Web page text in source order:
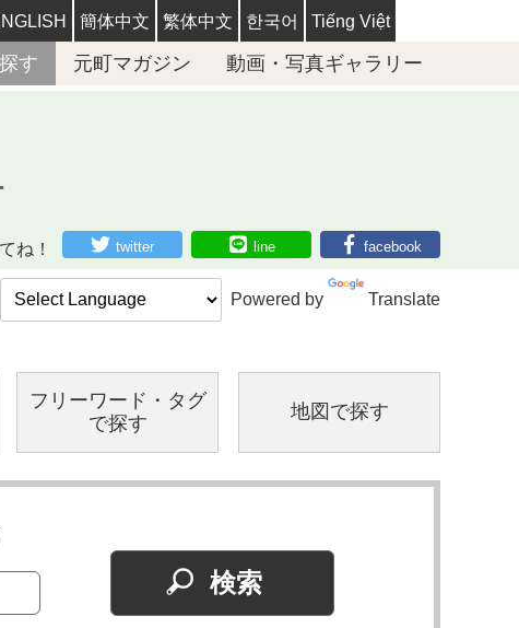
簡体中文 繁体中文 한국어 Tiếng Việt
す 元町マガジン 動画・写真ギャラリー
ね！ twitter line facebook
Powered by Translate
フリーワード・ タグ
で探す
地図で探す